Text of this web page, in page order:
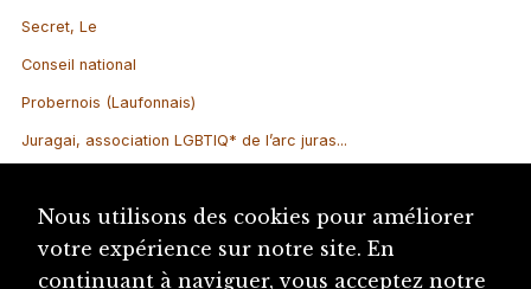
Secret, Le
Conseil national
Probernois (Laufonnais)
Juragai, association LGBTIQ* de l’arc juras...
Association jurassienne d’animation culture...
Assemblée interjurassienne (AIJ)
Nous utilisons des cookies pour améliorer
votre expérience sur notre site. En
continuant à naviguer, vous acceptez notre